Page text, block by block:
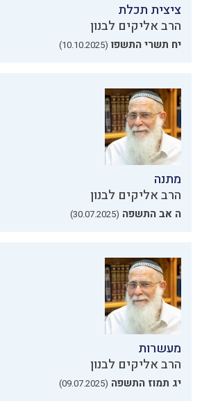
ציצית תכלת
הרב אליקים לבנון
יח תשרי התשפו (10.10.2025)
מתנה
הרב אליקים לבנון
ה אב התשפה (30.07.2025)
מעשרות
הרב אליקים לבנון
יג תמוז התשפה (09.07.2025)